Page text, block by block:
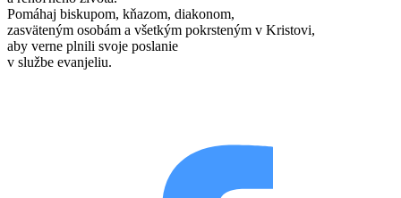
Pomáhaj biskupom, kňazom, diakonom,
zasväteným osobám a všetkým pokrsteným v Kristovi,
aby verne plnili svoje poslanie
v službe evanjeliu.